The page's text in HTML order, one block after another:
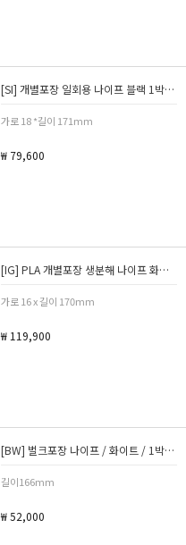
[SI] 개별포장 일회용 나이프 블랙 1박스 2000개
가로 18 *길이 171mm
₩ 79,600
[IG] PLA 개별포장 생분해 나이프 화이트 1박스 1000개
가로 16 x 길이 170mm
₩ 119,900
[BW] 벌크포장 나이프 / 화이트 / 1박스 2000개
길이166mm
₩ 52,000